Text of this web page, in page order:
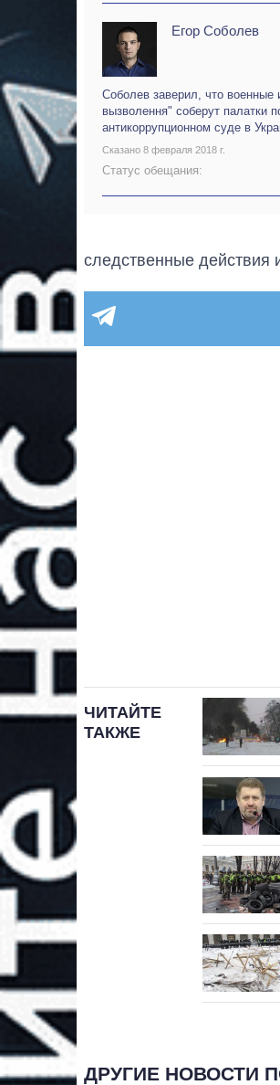
Егор Соболев
Соболев заверил, что военные
вызволення" соберут палатки
антикоррупционном суде в
Сказано 8 февраля 2018 г.
Статус обещания:
следственные действия
ЧИТАЙТЕ
ТАКЖЕ
ДРУГИЕ НОВОСТИ